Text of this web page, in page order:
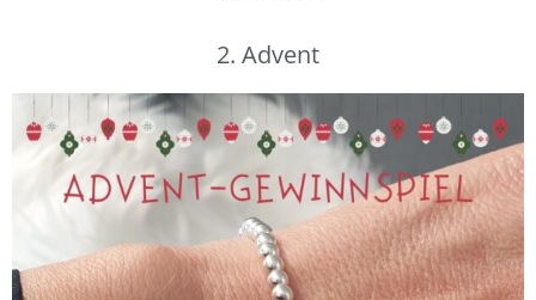
2. Advent